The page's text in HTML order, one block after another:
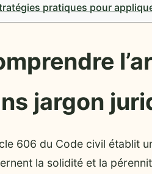
pratiques pour
jargon
606 du Code civil établit
la solidité et la